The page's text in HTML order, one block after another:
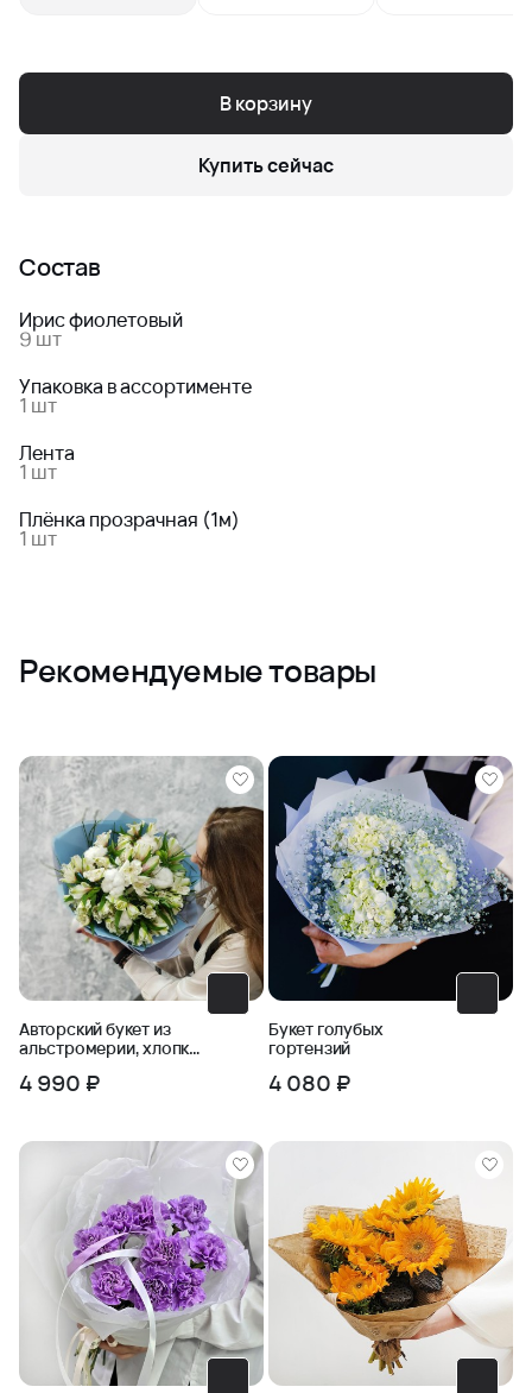
В корзину
Купить сейчас
Состав
Ирис фиолетовый
9 шт
Упаковка в ассортименте
1 шт
Лента
1 шт
Плёнка прозрачная (1м)
1 шт
Рекомендуемые товары
Авторский букет из
альстромерии, хлопка
4 990 ₽
Букет голубых
гортензий
4 080 ₽